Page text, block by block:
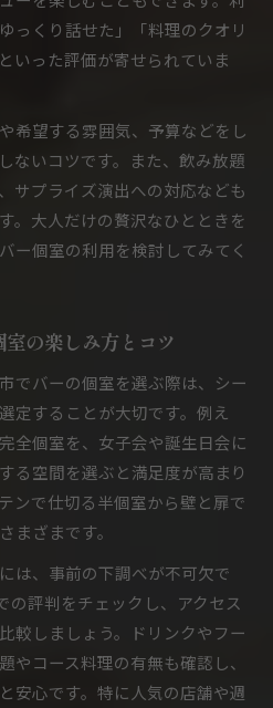
っくり話せた」「料理のクオリ
いった評価が寄せられていま
希望する雰囲気、予算などをし
ないコツです。また、飲み放題
サプライズ演出への対応なども
。大人だけの贅沢なひとときを
ー個室の利用を検討してみてく
の楽しみ方とコツ
でバーの個室を選ぶ際は、シー
定することが大切です。例え
全個室を、女子会や誕生日会に
る空間を選ぶと満足度が高まり
ンで仕切る半個室から壁と扉で
まざまです。
は、事前の下調べが不可欠で
の評判をチェックし、アクセス
較しましょう。ドリンクやフー
やコース料理の有無も確認し、
安心です。特に人気の店舗や週